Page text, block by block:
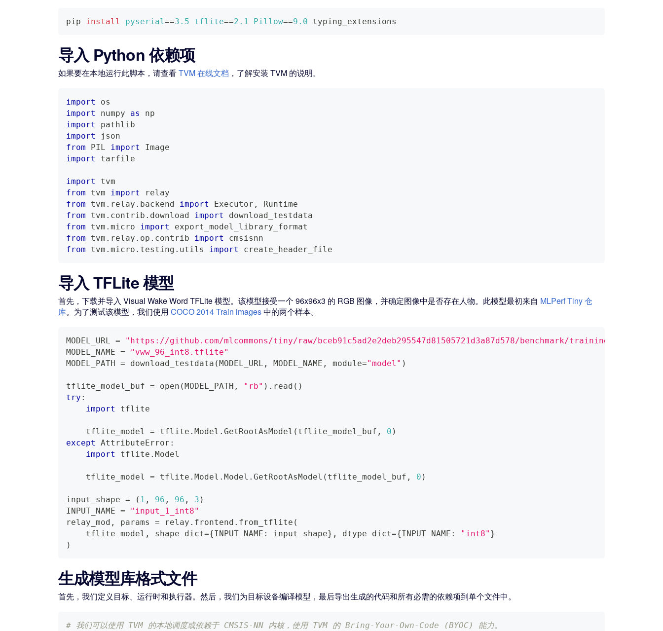
pip install pyserial ==3.5 tflite==2.1 Pillow==9.0 typing_extensions
导入 Python 依赖项
如果要在本地运行此脚本，请查看TVM 在线文档 ，了解安装 TVM 的说明。
import
os
import
numpy as
np
import
pathlib
import
json
from PIL import
Image
import
tarfile
import
tvm
from tvm import
relay
from tvm . relay . backend import Executor ,
Runtime
from tvm . contrib . download import
download_testdata
from tvm . micro import
export_model_library_format
from tvm . relay . op . contrib import
cmsisnn
from tvm . micro . testing . utils import create_header_file
导入 TFLite 模型
首先，下载并导入 Visual Wake Word TFLite 模型。该模型接受一个 96x96x3 的 RGB 图像，并确定图像中是否存在人物。此模型最初来自 MLPerf Tiny 仓
库。为了测试该模型，我们使用 COCO 2014 Train images中的两个样本。
MODEL_URL =
"https://github.com/mlcommons/tiny/raw/bceb91c5ad2e2deb295547d81505721d3a87d578/benchmark/training/
MODEL_NAME =
"vww_96_int8.tflite"
MODEL_PATH = download_testdata (MODEL_URL , MODEL_NAME , module="model" )
tflite_model_buf = open (MODEL_PATH , "rb" ) . read ( )
try :
import
tflite
    tflite_model
= tflite . Model . GetRootAsModel ( tflite_model_buf , 0 )
except
AttributeError :
import
tflite . Model
    tflite_model
= tflite . Model . Model . GetRootAsModel ( tflite_model_buf , 0 )
input_shape = ( 1 , 96 , 96 , 3 )
INPUT_NAME =
"input_1_int8"
relay_mod , params = relay . frontend . from_tflite (
    tflite_model
, shape_dict={INPUT_NAME : input_shape} , dtype_dict={INPUT_NAME : "int8" }
)
生成模型库格式文件
首先，我们定义目标、运行时和执行器。然后，我们为目标设备编译模型，最后导出生成的代码和所有必需的依赖项到单个文件中。
# 我们可以使用 TVM 的本地调度或依赖于 CMSIS-NN 内核，使用 TVM 的 Bring-Your-Own-Code (BYOC) 能力。